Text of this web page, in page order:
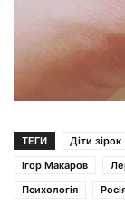
ТЕГИ Діти зірок
Ігор Макаров
Психологія